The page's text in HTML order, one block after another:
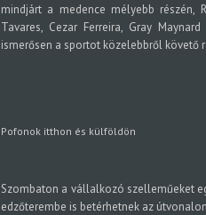
mindjárt a medence mélyebb részén,
Tavares, Cezar Ferreira, Gray
ismerősen a sportot közelebbről követő
Pofonok itthon és külföldön
Szombaton a vállalkozó szelleműeket
edzőterembe is betérhetnek az